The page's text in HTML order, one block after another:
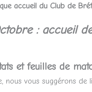
accueil du Club de
: accueil
et feuilles de
nous vous suggérons